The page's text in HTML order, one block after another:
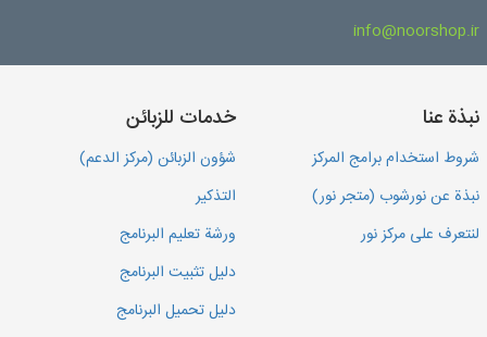
info@noorshop.ir
نبذة عنا
شروط استخدام برامج المركز
نبذة عن نورشوب (متجر نور)
لنتعرف على مركز نور
خدمات للزبائن
شؤون الزبائن (مركز الدعم)
التذكير
ورشة تعليم البرنامج
دليل تثبيت البرنامج
دليل تحميل البرنامج